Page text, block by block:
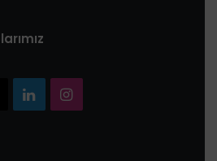
LinkedInInstagram